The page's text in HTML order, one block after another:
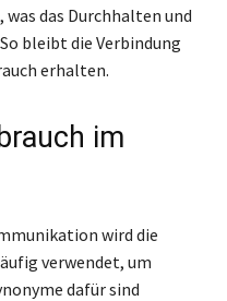
das Durchhalten und
bleibt die Verbindung
erhalten.
im
wird die
verwendet, um
dafür sind